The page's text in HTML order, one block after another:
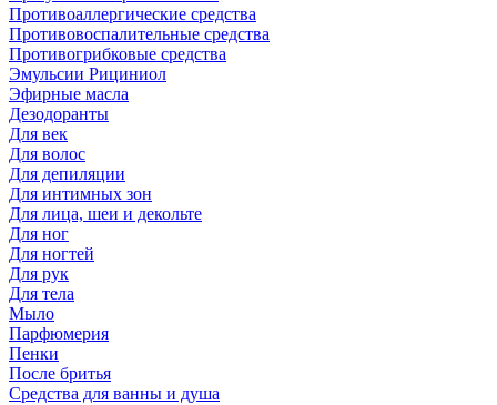
Противоаллергические средства
Противовоспалительные средства
Противогрибковые средства
Эмульсии Рициниол
Эфирные масла
Дезодоранты
Для век
Для волос
Для депиляции
Для интимных зон
Для лица, шеи и декольте
Для ног
Для ногтей
Для рук
Для тела
Мыло
Парфюмерия
Пенки
После бритья
Средства для ванны и душа